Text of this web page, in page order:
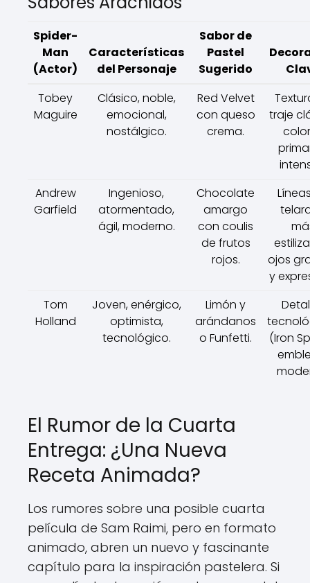
Spider-
Man
(Actor)
Características
del Personaje
Sabor de
Pastel
Sugerido
Tobey
Maguire
Clásico, noble,
emocional,
nostálgico.
Red Velvet
con queso
crema.
traje
Andrew
Garfield
Ingenioso,
atormentado,
ágil, moderno.
Chocolate
amargo
con coulis
de frutos
rojos.
ojos
y
Tom
Holland
Joven, enérgico,
optimista,
tecnológico.
Limón y
arándanos
o Funfetti.
(Iron
El Rumor de la Cuarta
Entrega: ¿Una Nueva
Receta Animada?
Los rumores sobre una posible cuarta
película de Sam Raimi, pero en formato
animado, abren un nuevo y fascinante
capítulo para la inspiración pastelera. Si